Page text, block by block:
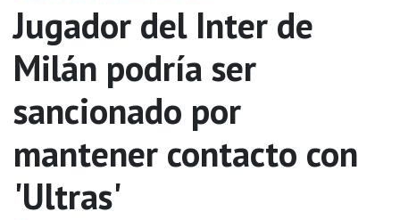
Jugador del Inter de
Milán podría ser
sancionado por
mantener contacto con
'Ultras'